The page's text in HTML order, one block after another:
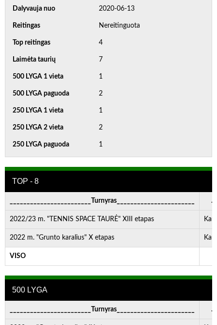
Dalyvauja nuo 2020-06-13
Reitingas Nereitinguota
Top reitingas 4
Laimėta taurių 7
500 LYGA 1 vieta 1
500 LYGA paguoda 2
250 LYGA 1 vieta 1
250 LYGA 2 vieta 2
250 LYGA paguoda 1
TOP - 8
________________________Turnyras_______________________ . .
2022/23 m. "TENNIS SPACE TAURĖ" XIII etapas
2022 m. "Grunto karalius" X etapas
VISO
500 LYGA
________________________Turnyras_______________________ . .